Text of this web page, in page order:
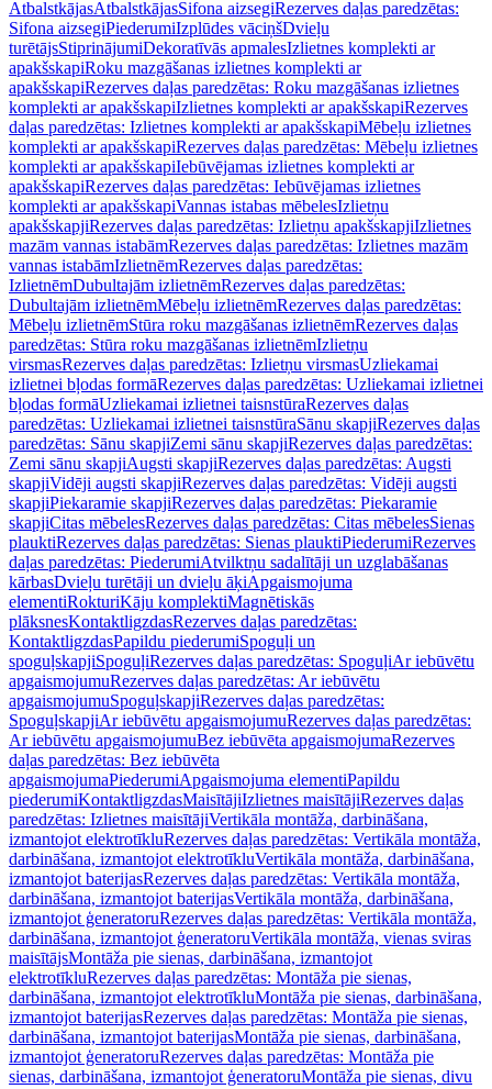
AtbalstkājasAtbalstkājasSifona aizsegiRezerves daļas paredzētas:
Sifona aizsegiPiederumiIzplūdes vāciņšDvieļu
turētājsStiprinājumiDekoratīvās apmalesIzlietnes komplekti ar
apakšskapiRoku mazgāšanas izlietnes komplekti ar
apakšskapiRezerves daļas paredzētas: Roku mazgāšanas izlietnes
komplekti ar apakšskapiIzlietnes komplekti ar apakšskapiRezerves
daļas paredzētas: Izlietnes komplekti ar apakšskapiMēbeļu izlietnes
komplekti ar apakšskapiRezerves daļas paredzētas: Mēbeļu izlietnes
komplekti ar apakšskapiIebūvējamas izlietnes komplekti ar
apakšskapiRezerves daļas paredzētas: Iebūvējamas izlietnes
komplekti ar apakšskapiVannas istabas mēbelesIzlietņu
apakšskapjiRezerves daļas paredzētas: Izlietņu apakšskapjiIzlietnes
mazām vannas istabāmRezerves daļas paredzētas: Izlietnes mazām
vannas istabāmIzlietnēmRezerves daļas paredzētas:
IzlietnēmDubultajām izlietnēmRezerves daļas paredzētas:
Dubultajām izlietnēmMēbeļu izlietnēmRezerves daļas paredzētas:
Mēbeļu izlietnēmStūra roku mazgāšanas izlietnēmRezerves daļas
paredzētas: Stūra roku mazgāšanas izlietnēmIzlietņu
virsmasRezerves daļas paredzētas: Izlietņu virsmasUzliekamai
izlietnei bļodas formāRezerves daļas paredzētas: Uzliekamai izlietnei
bļodas formāUzliekamai izlietnei taisnstūraRezerves daļas
paredzētas: Uzliekamai izlietnei taisnstūraSānu skapjiRezerves daļas
paredzētas: Sānu skapjiZemi sānu skapjiRezerves daļas paredzētas:
Zemi sānu skapjiAugsti skapjiRezerves daļas paredzētas: Augsti
skapjiVidēji augsti skapjiRezerves daļas paredzētas: Vidēji augsti
skapjiPiekaramie skapjiRezerves daļas paredzētas: Piekaramie
skapjiCitas mēbelesRezerves daļas paredzētas: Citas mēbelesSienas
plauktiRezerves daļas paredzētas: Sienas plauktiPiederumiRezerves
daļas paredzētas: PiederumiAtvilktņu sadalītāji un uzglabāšanas
kārbasDvieļu turētāji un dvieļu āķiApgaismojuma
elementiRokturiKāju komplektiMagnētiskās
plāksnesKontaktligzdasRezerves daļas paredzētas:
KontaktligzdasPapildu piederumiSpoguļi un
spoguļskapjiSpoguļiRezerves daļas paredzētas: SpoguļiAr iebūvētu
apgaismojumuRezerves daļas paredzētas: Ar iebūvētu
apgaismojumuSpoguļskapjiRezerves daļas paredzētas:
SpoguļskapjiAr iebūvētu apgaismojumuRezerves daļas paredzētas:
Ar iebūvētu apgaismojumuBez iebūvēta apgaismojumaRezerves
daļas paredzētas: Bez iebūvēta
apgaismojumaPiederumiApgaismojuma elementiPapildu
piederumiKontaktligzdasMaisītājiIzlietnes maisītājiRezerves daļas
paredzētas: Izlietnes maisītājiVertikāla montāža, darbināšana,
izmantojot elektrotīkluRezerves daļas paredzētas: Vertikāla montāža,
darbināšana, izmantojot elektrotīkluVertikāla montāža, darbināšana,
izmantojot baterijasRezerves daļas paredzētas: Vertikāla montāža,
darbināšana, izmantojot baterijasVertikāla montāža, darbināšana,
izmantojot ģeneratoruRezerves daļas paredzētas: Vertikāla montāža,
darbināšana, izmantojot ģeneratoruVertikāla montāža, vienas sviras
maisītājsMontāža pie sienas, darbināšana, izmantojot
elektrotīkluRezerves daļas paredzētas: Montāža pie sienas,
darbināšana, izmantojot elektrotīkluMontāža pie sienas, darbināšana,
izmantojot baterijasRezerves daļas paredzētas: Montāža pie sienas,
darbināšana, izmantojot baterijasMontāža pie sienas, darbināšana,
izmantojot ģeneratoruRezerves daļas paredzētas: Montāža pie
sienas, darbināšana, izmantojot ģeneratoruMontāža pie sienas, divu